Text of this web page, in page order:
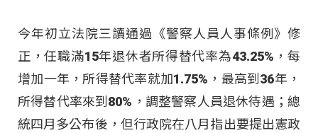
今年初立法院三讀通過《警察人員人事條例》修
正，任職滿15年退休者所得替代率為43.25%，每
增加一年，所得替代率就加1.75%，最高到36年，
所得替代率來到80%，調整警察人員退休待遇；總
統四月多公布後，但行政院在八月指出要提出憲政